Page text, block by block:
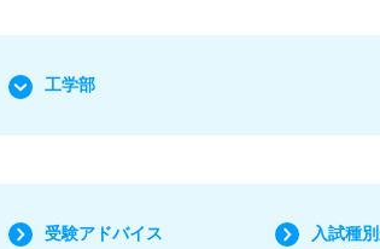
工学部
受験アドバイス
入試種